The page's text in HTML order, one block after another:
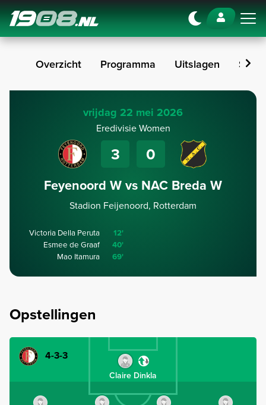
Navigation
Overzicht Programma Uitslagen Stand
vrijdag 22 mei 2026
Eredivisie Women
3 0
Feyenoord W vs NAC Breda W
Stadion Feijenoord, Rotterdam
Victoria Della Peruta 12'
Esmee de Graaf 40'
Mao Itamura 69'
Opstellingen
4-3-3
Claire Dinkla